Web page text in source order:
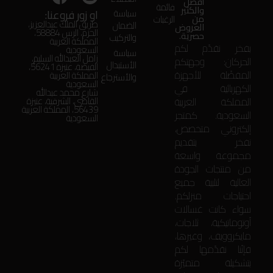
والكثير
من
العروض
حصرية.
بفخر نقدّم لكم
الحركان: وجهتكم
المفضّلة للأجهزة
الكهربائية في
المملكة العربية
السعودية. كمتجر
إلكتروني متخصص،
نفخر بتقديم
مجموعة واسعة
من منتجات الجودة
العالية لتلبية جميع
احتياجات منزلكم.
سواء كانت غسالات
أوتوماتيكية، ثلاجات،
مايكروويف، وغيرها،
فإنّنا نقدّمها لكم
بتشكيلة متميّزة
قائمة
الرغبات
سياسة
الضمان
والتركيب
سياسة
الأستبدال
والأسترجاع
او زور فروعنا:
طريق الملك عبدالعزيز،
الحزم، الرس 58884،
المملكة العربية
السعودية
زامل العبدالله السليم،
الفيضة، عنيزة 56241،
المملكة العربية
السعودية
شارع محمد عبدالله
القاضي، الشرقية، عنيزة
56439، المملكة العربية
السعودية